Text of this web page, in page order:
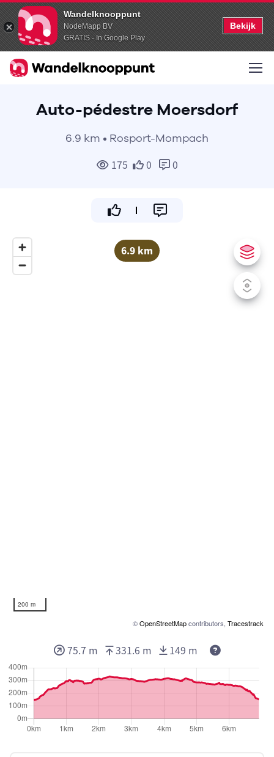
Wandelknooppunt
NodeMapp BV
GRATIS - In Google Play
Bekijk
Auto-pédestre Moersdorf
6.9 km • Rosport-Mompach
175 0 0
6.9 km
200 m
©OpenStreetMapcontributors, Tracestrack
75.7 m 331.6 m 149 m